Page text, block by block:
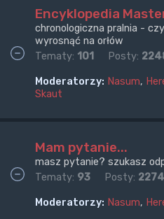
Encyklopedia
chronologiczna pralnia -
wyrosnąć na orłów
Tematy: 101 Posty:
Moderatorzy: Nasum,
Skaut
Mam pytanie...
masz pytanie? szukasz
Tematy: 93 Posty: 2274
Moderatorzy: Nasum,